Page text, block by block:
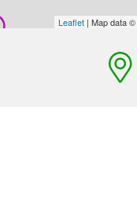
Leaflet | Map data ©